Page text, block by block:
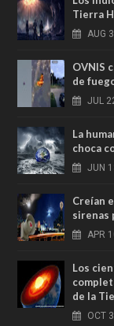
Tierra
AUG
OVNIS
de
JUL
La
choca
JUN
Creían
sirenas
APR
Los
de la
OCT